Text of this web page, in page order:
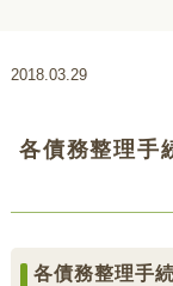
2018.03.29
各債務整理手
各債務整理手